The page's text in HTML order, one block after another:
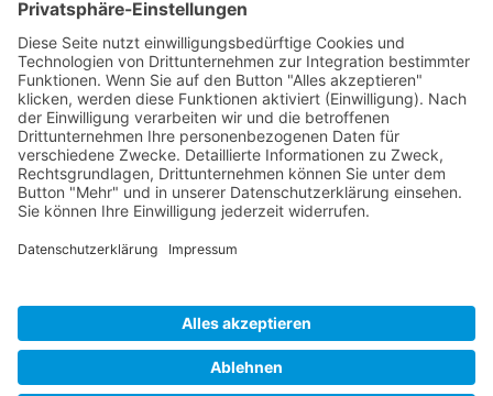
Hobby- und Künstlerbedarf:
Mo., Mi., Fr. 10:00 – 15:00 Uhr
Di., Do. 13:00 – 18:00 Uhr
Sa. 9:00 – 12:00 Uhr
03677/202020 (Zentrale + Onlineshop)
(03677) 204847 (Bastelladen)
Oehrenstöcker Str. 4, 98693 Ilmenau